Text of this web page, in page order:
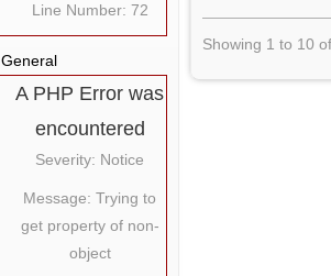
Line Number: 72
General
A PHP Error was
encountered
Severity: Notice
Message: Trying to
get property of non-
object
Showing 1 to 10